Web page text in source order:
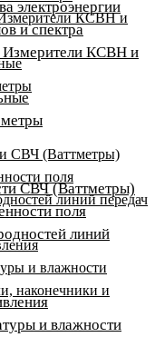
КСВН и
СВЧ (Ваттметры)
поля
линий передач
и влажности
наконечники и
электроэнергии
и спектра
Измерители КСВН и
СВЧ (Ваттметры)
поля
линий
и влажности